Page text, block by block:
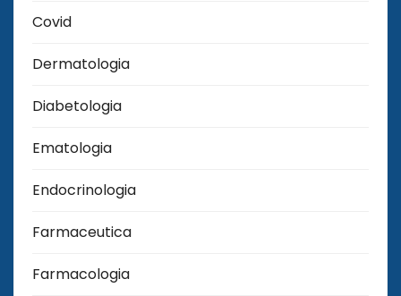
Covid
Dermatologia
Diabetologia
Ematologia
Endocrinologia
Farmaceutica
Farmacologia